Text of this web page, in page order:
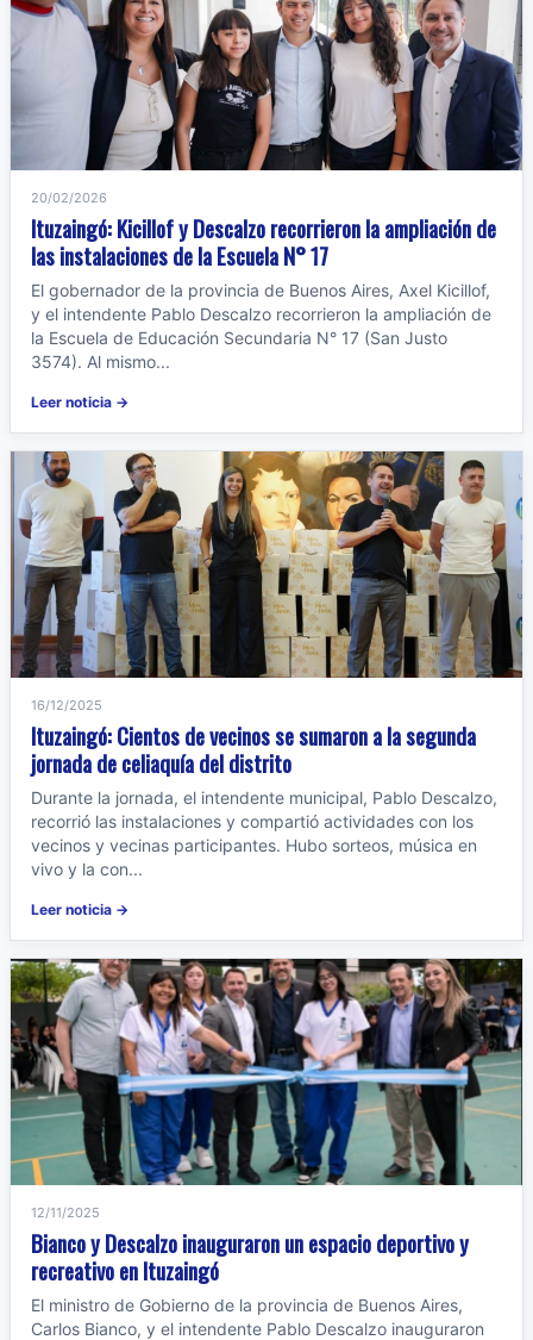
20/02/2026
Ituzaingó: Kicillof y Descalzo recorrieron la ampliación de
las instalaciones de la Escuela N° 17
El gobernador de la provincia de Buenos Aires, Axel Kicillof,
y el intendente Pablo Descalzo recorrieron la ampliación de
la Escuela de Educación Secundaria N° 17 (San Justo
3574). Al mismo...
Leer noticia →
16/12/2025
Ituzaingó: Cientos de vecinos se sumaron a la segunda
jornada de celiaquía del distrito
Durante la jornada, el intendente municipal, Pablo Descalzo,
recorrió las instalaciones y compartió actividades con los
vecinos y vecinas participantes. Hubo sorteos, música en
vivo y la con...
Leer noticia →
12/11/2025
Bianco y Descalzo inauguraron un espacio deportivo y
recreativo en Ituzaingó
El ministro de Gobierno de la provincia de Buenos Aires,
Carlos Bianco, y el intendente Pablo Descalzo inauguraron